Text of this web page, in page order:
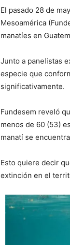
El pasado 28 de
Mesoamérica
manatíes en
Junto a panelistas
especie que
significativamente.
Fundesem reveló
menos de 60 (53)
manatí se
Esto quiere decir
extinción en el